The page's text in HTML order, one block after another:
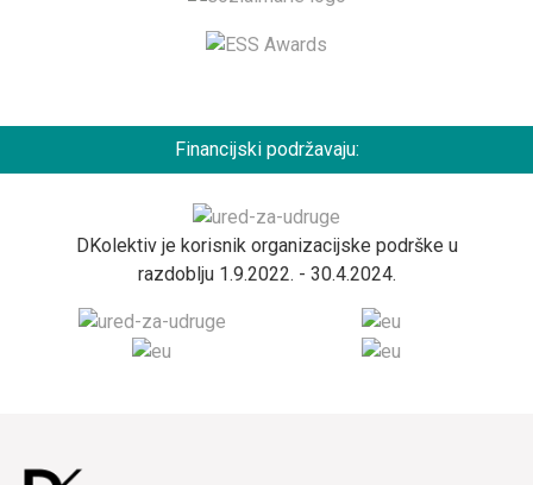
Financijski podržavaju:
DKolektiv je korisnik organizacijske podrške u
razdoblju 1.9.2022. - 30.4.2024.